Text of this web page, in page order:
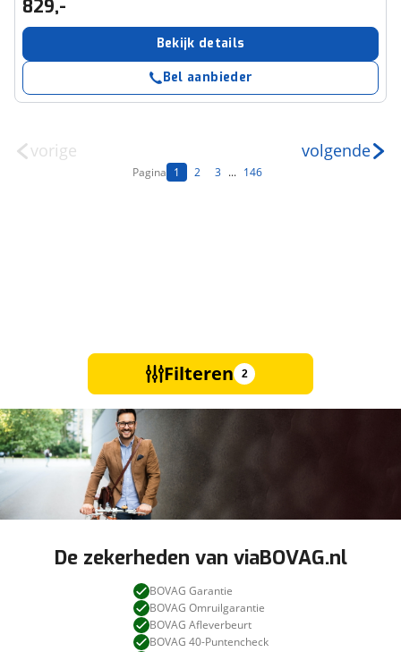
829,-
Bekijk details
Bel aanbieder
vorige
Pagina 1 2 3 ... 146
volgende
Filteren 2
De zekerheden van viaBOVAG.nl
BOVAG Garantie
BOVAG Omruilgarantie
BOVAG Afleverbeurt
BOVAG 40-Puntencheck